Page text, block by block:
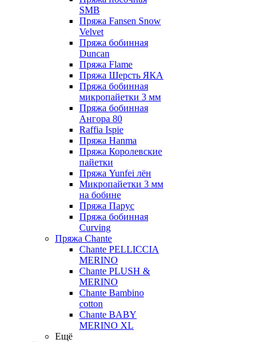
SMB
Пряжа Fansen Snow
Velvet
Пряжа бобинная
Duncan
Пряжа Flame
Пряжа Шерсть ЯКА
Пряжа бобинная
микропайетки 3 мм
Пряжа бобинная
Ангора 80
Raffia Ispie
Пряжа Hanma
Пряжа Королевские
пайетки
Пряжа Yunfei лён
Микропайетки 3 мм
на бобине
Пряжа Парус
Пряжа бобинная
Curving
Пряжа Chante
Chante PELLICCIA
MERINO
Chante PLUSH &
MERINO
Chante Bambino
cotton
Chante BABY
MERINO XL
Ещё